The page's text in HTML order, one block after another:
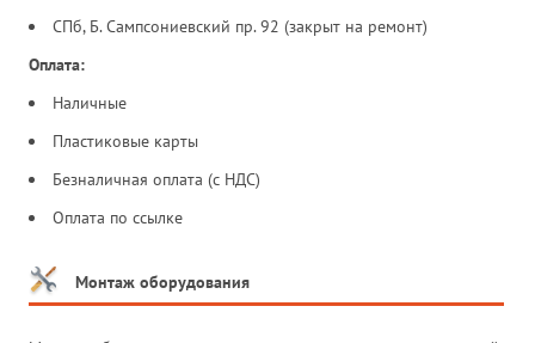
СПб, Б. Сампсониевский пр. 92 (закрыт на ремонт)
Оплата:
Наличные
Пластиковые карты
Безналичная оплата (с НДС)
Оплата по ссылке
Монтаж оборудования